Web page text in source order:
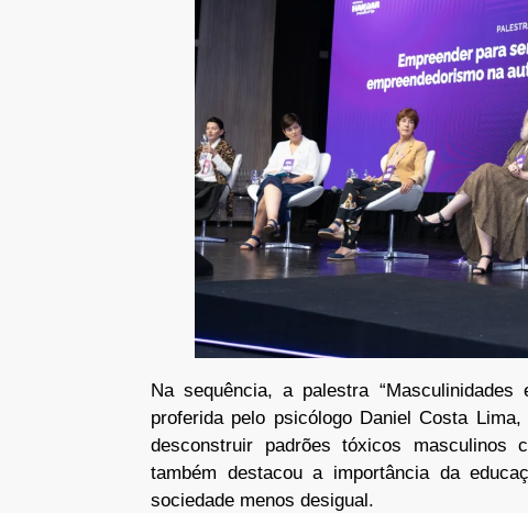
Na sequência, a palestra
proferida pelo psicólogo Daniel Costa
desconstruir padrões tóxicos masculinos
também destacou a importância da
sociedade menos desigual.